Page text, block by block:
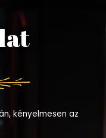
kényelmesen az